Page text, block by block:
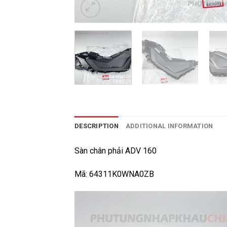
DESCRIPTION ADDITIONAL INFORMATION
Sàn chân phải ADV 160
Mã: 64311K0WNA0ZB